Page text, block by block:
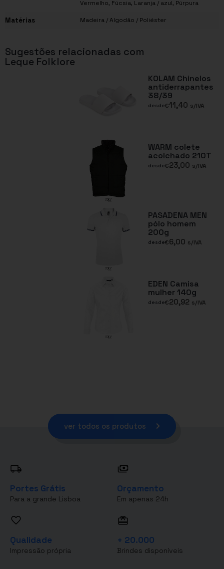
Vermelho, Fúcsia, Laranja / azul, Púrpura
Matérias Madeira / Algodão / Poliéster
Sugestões relacionadas com
Leque Folklore
KOLAM Chinelos
antiderrapantes
38/39
desde€11,40 s/IVA
WARM colete
acolchado 210T
desde€23,00 s/IVA
PASADENA MEN
pólo homem
200g
desde€6,00 s/IVA
EDEN Camisa
mulher 140g
desde€20,92 s/IVA
ver todos os produtos
Portes Grátis
Para a grande Lisboa
Orçamento
Em apenas 24h
Qualidade
Impressão própria
+ 20.000
Brindes disponíveis